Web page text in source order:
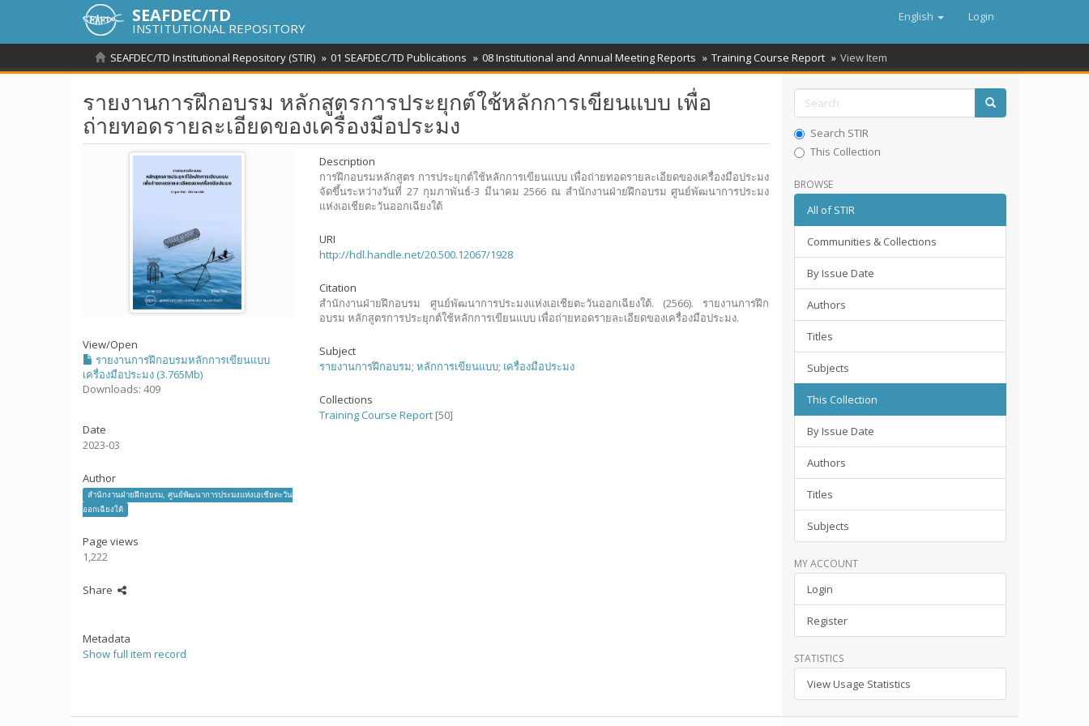
SEAFDEC/TD
INSTITUTIONAL REPOSITORY
English Login
SEAFDEC/TD Institutional Repository (STIR) 01 SEAFDEC/TD Publications 08 Institutional and Annual Meeting Reports Training Course Report View Item
รายงานการฝึกอบรม หลักสูตรการประยุกต์ใช้หลักการเขียนแบบ เพื่อ
ถ่ายทอดรายละเอียดของเครื่องมือประมง
View/Open
รายงานการฝึกอบรมหลักการเขียนแบบ
เครื่องมือประมง (3.765Mb)
Downloads: 409
Date
2023-03
Author
สำนักงานฝ่ายฝึกอบรม, ศูนย์พัฒนาการประมงแห่งเอเชียตะวัน
ออกเฉียงใต้
Page views
1,222
Share
Metadata
Show full item record
Description
การฝึกอบรมหลักสูตร การประยุกต์ใช้หลักการเขียนแบบ เพื่อถ่ายทอดรายละเอียดของเครื่องมือประมง
จัดขึ้นระหว่างวันที่ 27 กุมภาพันธ์-3 มีนาคม 2566 ณ สำนักงานฝ่ายฝึกอบรม ศูนย์พัฒนาการประมง
แห่งเอเชียตะวันออกเฉียงใต้
URI
http://hdl.handle.net/20.500.12067/1928
Citation
สำนักงานฝ่ายฝึกอบรม ศูนย์พัฒนาการประมงแห่งเอเชียตะวันออกเฉียงใต้. (2566). รายงานการฝึก
อบรม หลักสูตรการประยุกต์ใช้หลักการเขียนแบบ เพื่อถ่ายทอดรายละเอียดของเครื่องมือประมง.
Subject
รายงานการฝึกอบรม;หลักการเขียนแบบ; เครื่องมือประมง
Collections
Training Course Report [50]
Search STIR
This Collection
BROWSE
All of STIR
Communities & Collections
By Issue Date
Authors
Titles
Subjects
This Collection
By Issue Date
Authors
Titles
Subjects
MY ACCOUNT
Login
Register
STATISTICS
View Usage Statistics